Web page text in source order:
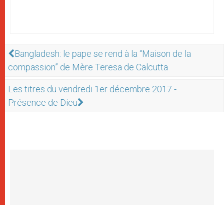
Bangladesh: le pape se rend à la “Maison de la
compassion” de Mère Teresa de Calcutta
Les titres du vendredi 1er décembre 2017 -
Présence de Dieu